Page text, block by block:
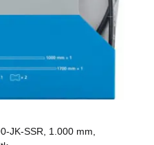
JK-SSR, 1.000 mm,